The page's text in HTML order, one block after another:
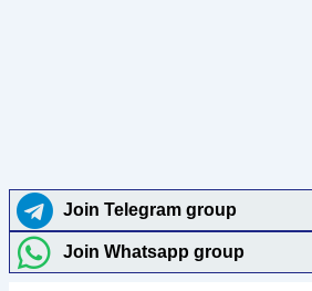
Join Telegram group
Join Whatsapp group